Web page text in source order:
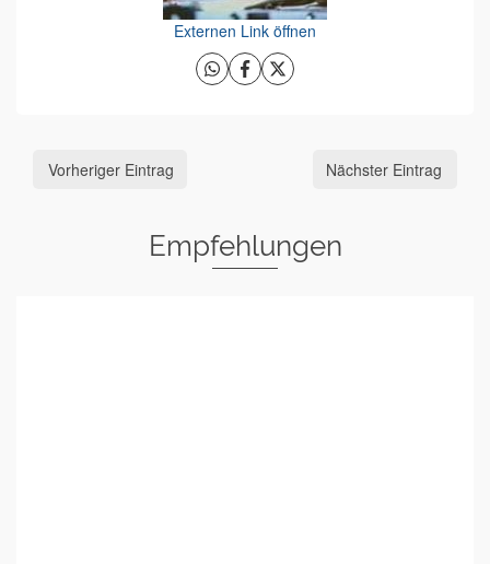
Externen Link öffnen
Vorheriger Eintrag Nächster Eintrag
Empfehlungen